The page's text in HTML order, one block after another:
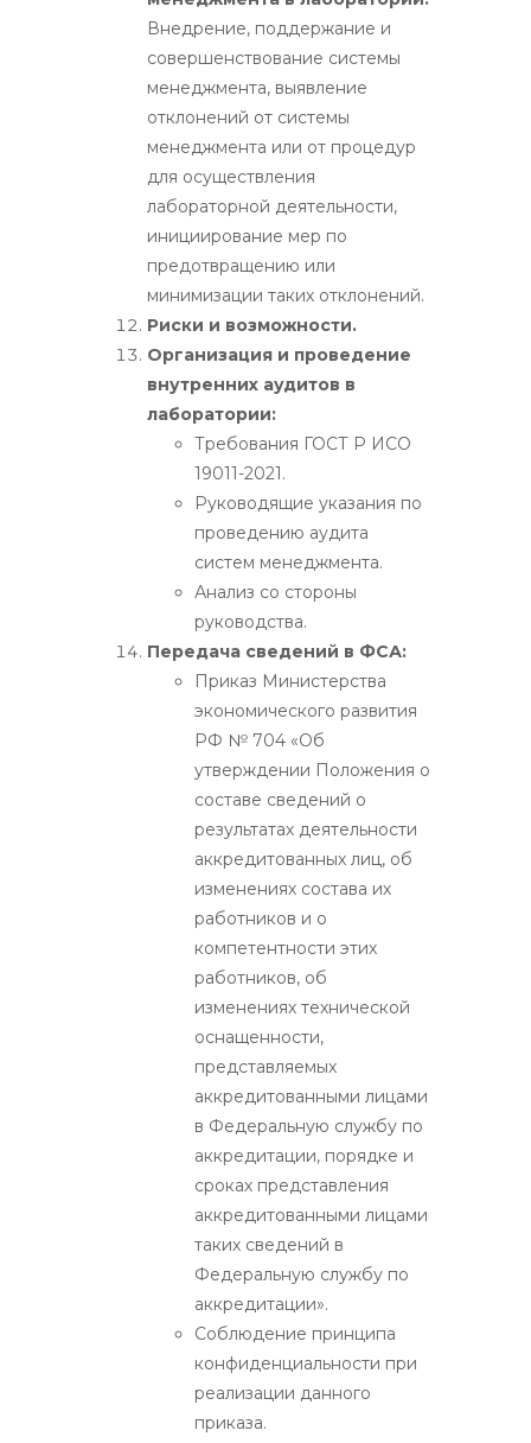
Внедрение, поддержание и
совершенствование системы
менеджмента, выявление
отклонений от системы
менеджмента или от процедур
для осуществления
лабораторной деятельности,
инициирование мер по
предотвращению или
минимизации таких отклонений.
Риски и возможности.
Организация и проведение
внутренних аудитов в
лаборатории:
Требования ГОСТ Р ИСО
19011-2021.
Руководящие указания по
проведению аудита
систем менеджмента.
Анализ со стороны
руководства.
Передача сведений в ФСА:
Приказ Министерства
экономического развития
РФ № 704 «Об
утверждении Положения о
составе сведений о
результатах деятельности
аккредитованных лиц, об
изменениях состава их
работников и о
компетентности этих
работников, об
изменениях технической
оснащенности,
представляемых
аккредитованными лицами
в Федеральную службу по
аккредитации, порядке и
сроках представления
аккредитованными лицами
таких сведений в
Федеральную службу по
аккредитации».
Соблюдение принципа
конфиденциальности при
реализации данного
приказа.